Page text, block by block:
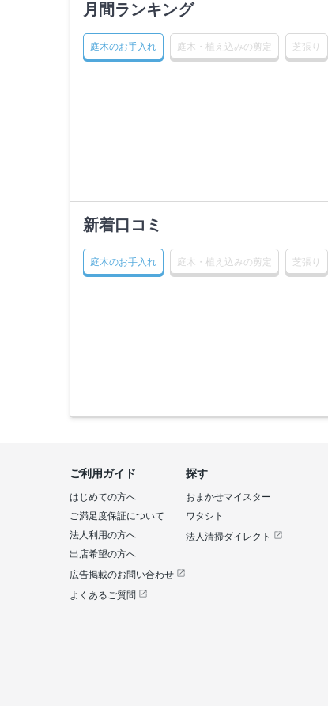
月間ランキング
庭木のお手入れ 庭木・植え込みの剪定 芝張り
新着口コミ
庭木のお手入れ 庭木・植え込みの剪定 芝張り
探す
おまかせマイスター
ワタシト
法人清掃ダイレクト
ご利用ガイド
はじめての方へ
ご満足度保証について
法人利用の方へ
出店希望の方へ
広告掲載のお問い合わせ
よくあるご質問